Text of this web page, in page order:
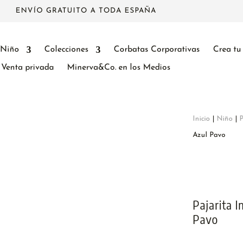
ENVÍO GRATUITO A TODA ESPAÑA
Niño Colecciones Corbatas Corporativas
Crea
Venta privada
Minerva&Co. en los Medios
Inicio Niño
Azul Pavo
Pajarita
Pavo